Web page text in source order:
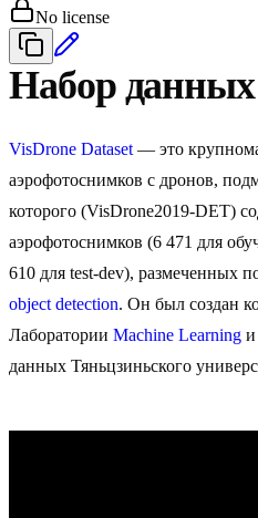
No license
Набор
VisDrone Dataset — это
аэрофотоснимков с дронов,
которого (VisDrone2019-DET)
аэрофотоснимков (6 471 для
610 для test-dev), размеченных
object detection. Он был создан
Лаборатории Machine Learning и
данных Тяньцзиньского